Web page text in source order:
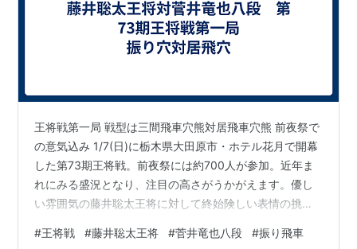
王将戦第一局 戦型は三間飛車穴熊対居飛車穴熊 前夜祭で
の意気込み 1/7(日)に栃木県大田原市・ホテル花月で開幕
した第73期王将戦。前夜祭には約700人が参加。近年ま
れにみる盛況となり、注目の高さがうかがえます。優し
い雰囲気の藤井聡太王将に対して終始険しい表情の挑戦
注文に応えた菅井先生。王将戦第1局前夜祭@大田原
#王将戦 #藤井聡太王将 #菅井竜也八段 #振り飛車